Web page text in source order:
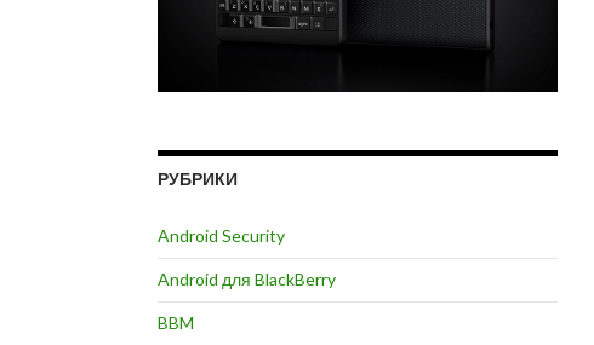
РУБРИКИ
Android Security
Android для BlackBerry
BBM